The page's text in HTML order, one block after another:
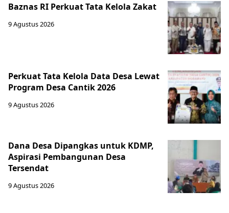
Baznas RI Perkuat Tata Kelola Zakat
9 Agustus 2026
Perkuat Tata Kelola Data Desa Lewat
Program Desa Cantik 2026
9 Agustus 2026
Dana Desa Dipangkas untuk KDMP,
Aspirasi Pembangunan Desa
Tersendat
9 Agustus 2026